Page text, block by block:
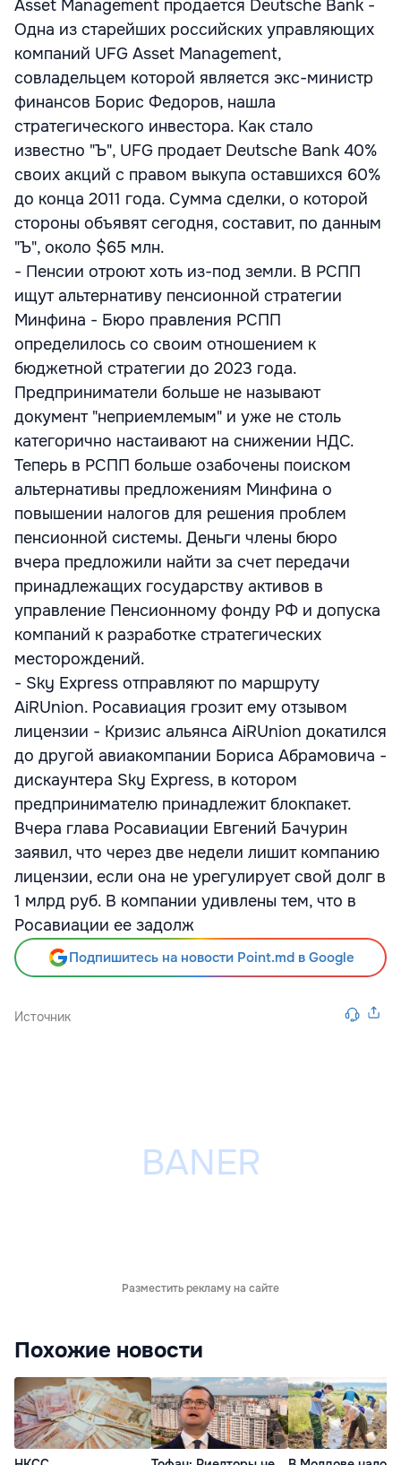
Asset Management продается Deutsche Bank -
Одна из старейших российских управляющих
компаний UFG Asset Management,
совладельцем которой является экс-министр
финансов Борис Федоров, нашла
стратегического инвестора. Как стало
известно "Ъ", UFG продает Deutsche Bank 40%
своих акций с правом выкупа оставшихся 60%
до конца 2011 года. Сумма сделки, о которой
стороны объявят сегодня, составит, по данным
"Ъ", около $65 млн.
- Пенсии отроют хоть из-под земли. В РСПП
ищут альтернативу пенсионной стратегии
Минфина - Бюро правления РСПП
определилось со своим отношением к
бюджетной стратегии до 2023 года.
Предприниматели больше не называют
документ "неприемлемым" и уже не столь
категорично настаивают на снижении НДС.
Теперь в РСПП больше озабочены поиском
альтернативы предложениям Минфина о
повышении налогов для решения проблем
пенсионной системы. Деньги члены бюро
вчера предложили найти за счет передачи
принадлежащих государству активов в
управление Пенсионному фонду РФ и допуска
компаний к разработке стратегических
месторождений.
- Sky Express отправляют по маршруту
AiRUnion. Росавиация грозит ему отзывом
лицензии - Кризис альянса AiRUnion докатился
до другой авиакомпании Бориса Абрамовича -
дискаунтера Sky Express, в котором
предпринимателю принадлежит блокпакет.
Вчера глава Росавиации Евгений Бачурин
заявил, что через две недели лишит компанию
лицензии, если она не урегулирует свой долг в
1 млрд руб. В компании удивлены тем, что в
Росавиации ее задолж
Подпишитесь на новости Point.md в Google
Источник
Разместить рекламу на сайте
Похожие новости